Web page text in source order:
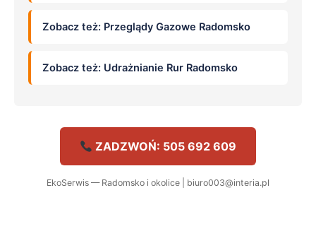
Zobacz też: Przeglądy Gazowe Radomsko
Zobacz też: Udrażnianie Rur Radomsko
ZADZWOŃ: 505 692 609
EkoSerwis — Radomsko i okolice | biuro003@interia.pl